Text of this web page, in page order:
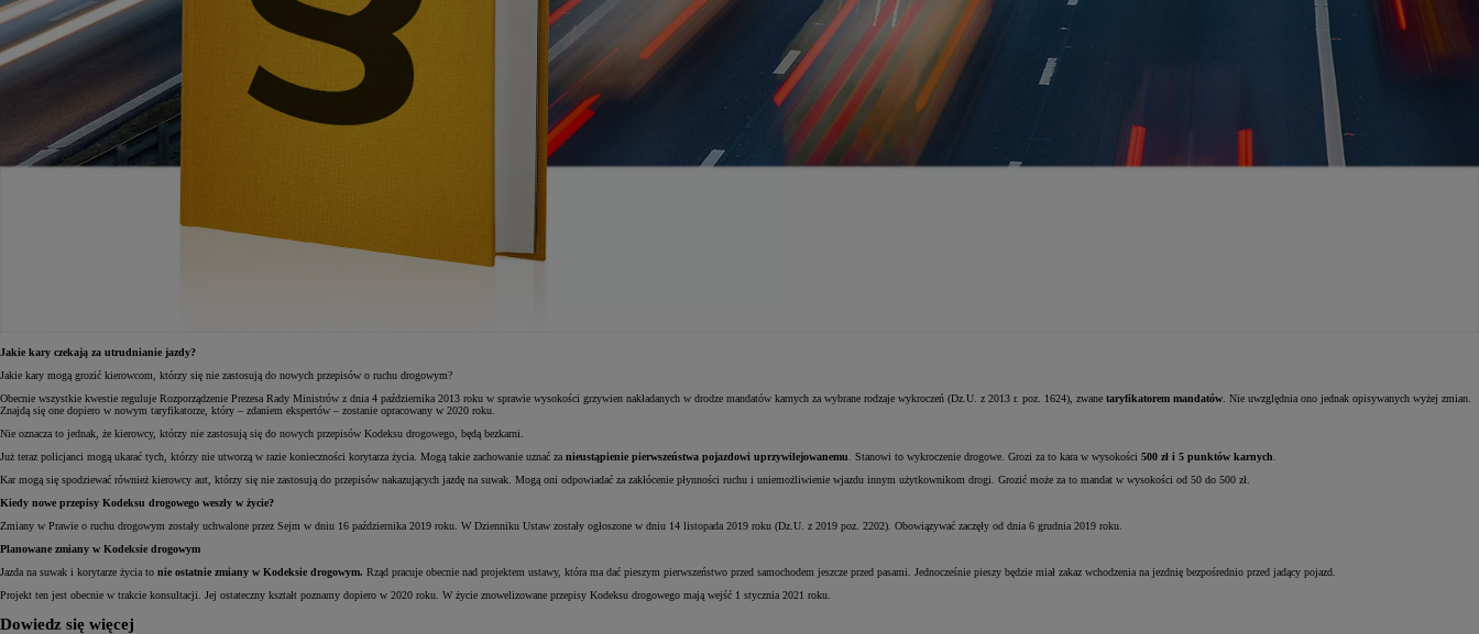
Jakie kary czekają za utrudnianie jazdy?
Jakie kary mogą grozić kierowcom, którzy się nie zastosują do nowych przepisów o ruchu drogowym?
Obecnie wszystkie kwestie reguluje Rozporządzenie Prezesa Rady Ministrów z dnia 4 października 2013 roku w sprawie wysokości grzywien nakładanych w drodze mandatów karnych za wybrane rodzaje wykroczeń (Dz.U. z 2013 r. poz. 1624), zwane taryfikatorem mandatów. Nie uwzględnia ono jednak opisywanych wyżej zmian.
Znajdą się one dopiero w nowym taryfikatorze, który – zdaniem ekspertów – zostanie opracowany w 2020 roku.
Nie oznacza to jednak, że kierowcy, którzy nie zastosują się do nowych przepisów Kodeksu drogowego, będą bezkarni.
Już teraz policjanci mogą ukarać tych, którzy nie utworzą w razie konieczności korytarza życia. Mogą takie zachowanie uznać za nieustąpienie pierwszeństwa pojazdowi uprzywilejowanemu. Stanowi to wykroczenie drogowe. Grozi za to kara w wysokości 500 zł i 5 punktów karnych.
Kar mogą się spodziewać również kierowcy aut, którzy się nie zastosują do przepisów nakazujących jazdę na suwak. Mogą oni odpowiadać za zakłócenie płynności ruchu i uniemożliwienie wjazdu innym użytkownikom drogi. Grozić może za to mandat w wysokości od 50 do 500 zł.
Kiedy nowe przepisy Kodeksu drogowego weszły w życie?
Zmiany w Prawie o ruchu drogowym zostały uchwalone przez Sejm w dniu 16 października 2019 roku. W Dzienniku Ustaw zostały ogłoszone w dniu 14 listopada 2019 roku (Dz.U. z 2019 poz. 2202). Obowiązywać zaczęły od dnia 6 grudnia 2019 roku.
Planowane zmiany w Kodeksie drogowym
Jazda na suwak i korytarze życia to nie ostatnie zmiany w Kodeksie drogowym. Rząd pracuje obecnie nad projektem ustawy, która ma dać pieszym pierwszeństwo przed samochodem jeszcze przed pasami. Jednocześnie pieszy będzie miał zakaz wchodzenia na jezdnię bezpośrednio przed jadący pojazd.
Projekt ten jest obecnie w trakcie konsultacji. Jej ostateczny kształt poznamy dopiero w 2020 roku. W życie znowelizowane przepisy Kodeksu drogowego mają wejść 1 stycznia 2021 roku.
Dowiedz się więcej